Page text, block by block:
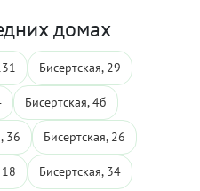
домах
Бисертская, 29
Бисертская, 4б
36 Бисертская, 26
18 Бисертская, 34